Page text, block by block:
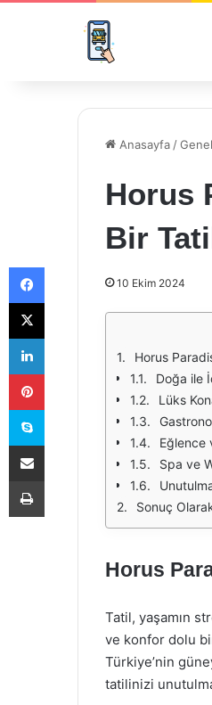
Anasayfa /Genel
Horus
Bir
10 Ekim 2024
Horus
Doğa ile
Lüks
Eğlence
Spa ve
Sonuç
Horus
Tatil, yaşamın
ve konfor dolu
Türkiye’nin
tatilinizi
Facebook
X
LinkedIn
Pinterest
Skype
E-Posta ile paylaş